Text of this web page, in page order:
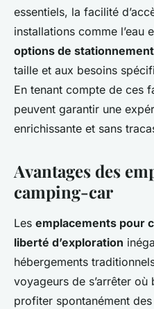
essentiels, la facilité
installations comme l’eau
options de stationnement
taille et aux besoins
En tenant compte de ces
peuvent garantir une
enrichissante et sans
Avantages des
camping-car
Les emplacements pour
liberté d’exploration
hébergements
voyageurs de s’arrêter
profiter spontanément